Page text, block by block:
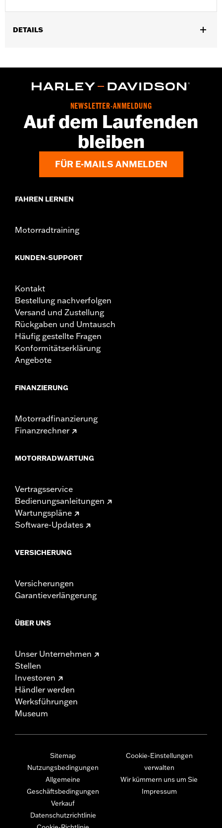
DETAILS
Basisbreite:4.0
Riffelung Mitte-zu-Mitte:3.0
Durchmesser: 4.0
In Einheiten erhältlich:Jeweils
3 Inches
Maximale Laderate:1.0
NEWSLETTER-ANMELDUNG
Auf dem Laufenden
bleiben
FÜR E-MAILS ANMELDEN
FAHREN LERNEN
Motorradtraining
KUNDEN-SUPPORT
Kontakt
Bestellung nachverfolgen
Versand und Zustellung
Rückgaben und Umtausch
Häufig gestellte Fragen
Konformitätserklärung
Angebote
FINANZIERUNG
Motorradfinanzierung
Finanzrechner
MOTORRADWARTUNG
Vertragsservice
Bedienungsanleitungen
Wartungspläne
Software-Updates
VERSICHERUNG
Versicherungen
Garantieverlängerung
ÜBER UNS
Unser Unternehmen
Stellen
Investoren
Händler werden
Werksführungen
Museum
Sitemap
Nutzungsbedingungen
Allgemeine
Geschäftsbedingungen
Verkauf
Datenschutzrichtlinie
Cookie-Einstellungen
verwalten
Wir kümmern uns um Sie
Impressum